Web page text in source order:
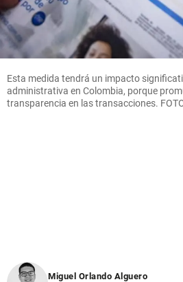
Esta medida tendrá un impacto
administrativa en Colombia, porque
transparencia en las transacciones.
Miguel Orlando Alguero